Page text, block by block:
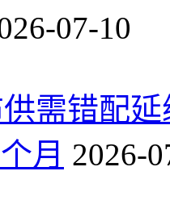
07-10
需错配
月 2026-